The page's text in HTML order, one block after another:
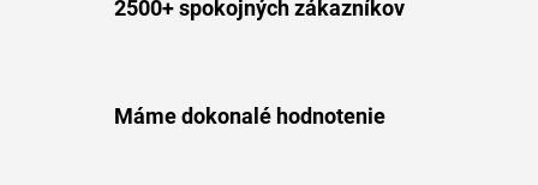
2500+ spokojných zákazníkov
Máme dokonalé hodnotenie